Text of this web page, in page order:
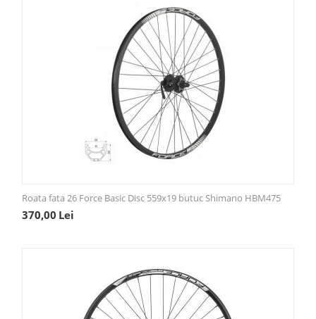
Roata fata 26 Force Basic Disc 559x19 butuc Shimano HBM475
370,00 Lei